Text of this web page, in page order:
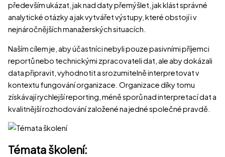
především ukázat, jak nad daty přemýšlet, jak klást správné
analytické otázky a jak vytvářet výstupy, které obstojí i v
nejnáročnějších manažerských situacích.
Naším cílem je, aby účastníci nebyli pouze pasivními příjemci
reportů nebo technickými zpracovateli dat, ale aby dokázali
data připravit, vyhodnotit a srozumitelně interpretovat v
kontextu fungování organizace. Organizace díky tomu
získávají rychlejší reporting, méně sporů nad interpretací dat a
kvalitnější rozhodování založené na jedné společné pravdě.
Témata školení: